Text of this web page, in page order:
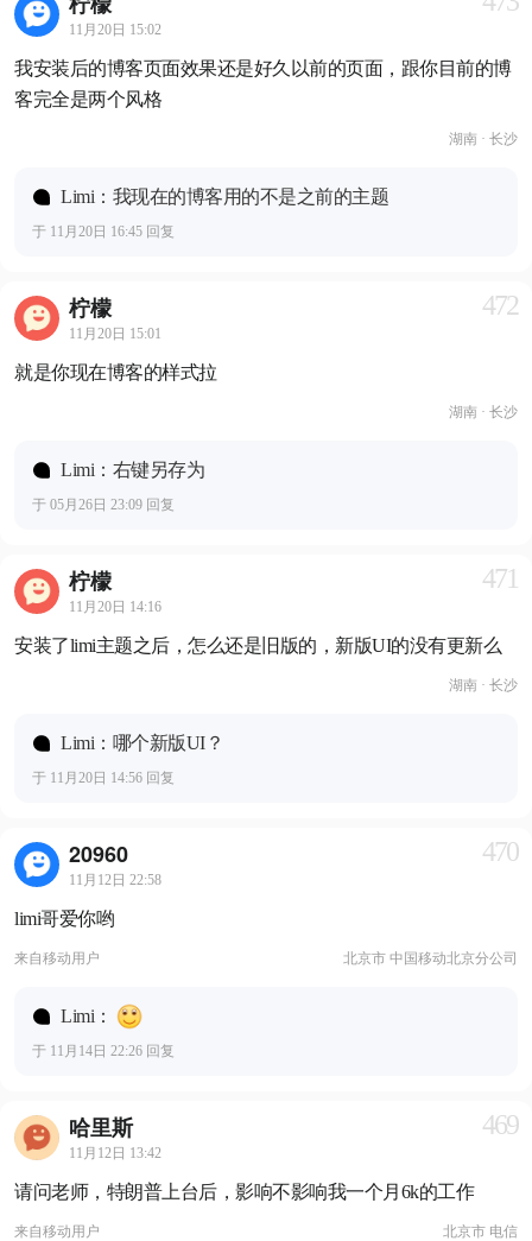
11月20日 15:02
我安装后的博客页面效果还是好久以前的页面，跟你目前的博
客完全是两个风格
湖南 · 长沙
Limi：我现在的博客用的不是之前的主题
于 11月20日 16:45 回复
柠檬
11月20日 15:01
472
就是你现在博客的样式拉
湖南 · 长沙
Limi：右键另存为
于 05月26日 23:09 回复
柠檬
11月20日 14:16
471
安装了limi主题之后，怎么还是旧版的，新版UI的没有更新么
湖南 · 长沙
Limi：哪个新版UI？
于 11月20日 14:56 回复
20960
11月12日 22:58
470
limi哥爱你哟
来自移动用户 北京市 中国移动北京分公司
Limi：
于 11月14日 22:26 回复
哈里斯
11月12日 13:42
469
请问老师，特朗普上台后，影响不影响我一个月6k的工作
来自移动用户 北京市 电信